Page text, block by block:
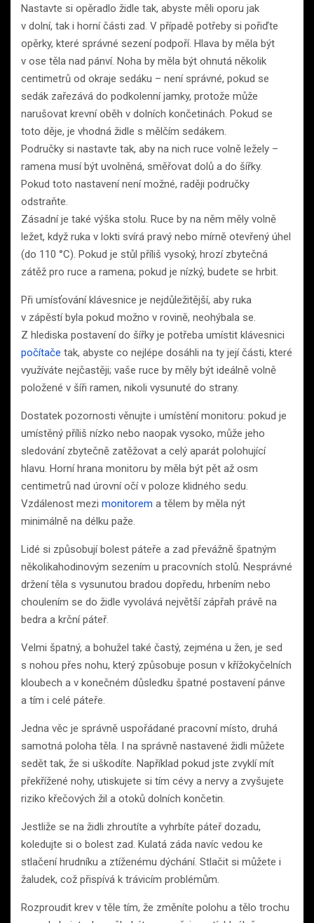
Nastavte si opěradlo židle tak, abyste měli oporu jak
v dolní, tak i horní části zad. V případě potřeby si pořiďte
opěrky, které správné sezení podpoří. Hlava by měla být
v ose těla nad pánví. Noha by měla být ohnutá několik
centimetrů od okraje sedáku – není správné, pokud se
sedák zařezává do podkolenní jamky, protože může
narušovat krevní oběh v dolních končetinách. Pokud se
toto děje, je vhodná židle s mělčím sedákem.
Područky si nastavte tak, aby na nich ruce volně ležely –
ramena musí být uvolněná, směřovat dolů a do šířky.
Pokud toto nastavení není možné, raději područky
odstraňte.
Zásadní je také výška stolu. Ruce by na něm měly volně
ležet, když ruka v lokti svírá pravý nebo mírně otevřený úhel
(do 110 °C). Pokud je stůl příliš vysoký, hrozí zbytečná
zátěž pro ruce a ramena; pokud je nízký, budete se hrbit.
Při umísťování klávesnice je nejdůležitější, aby ruka
v zápěstí byla pokud možno v rovině, neohýbala se.
Z hlediska postavení do šířky je potřeba umístit klávesnici
počítače tak, abyste co nejlépe dosáhli na ty její části, které
využíváte nejčastěji; vaše ruce by měly být ideálně volně
položené v šíři ramen, nikoli vysunuté do strany.
Dostatek pozornosti věnujte i umístění monitoru: pokud je
umístěný příliš nízko nebo naopak vysoko, může jeho
sledování zbytečně zatěžovat a celý aparát polohující
hlavu. Horní hrana monitoru by měla být pět až osm
centimetrů nad úrovní očí v poloze klidného sedu.
Vzdálenost mezi monitorem a tělem by měla nýt
minimálně na délku paže.
Lidé si způsobují bolest páteře a zad převážně špatným
několikahodinovým sezením u pracovních stolů. Nesprávné
držení těla s vysunutou bradou dopředu, hrbením nebo
choulením se do židle vyvolává největší zápřah právě na
bedra a krční páteř.
Velmi špatný, a bohužel také častý, zejména u žen, je sed
s nohou přes nohu, který způsobuje posun v křížokyčelních
kloubech a v konečném důsledku špatné postavení pánve
a tím i celé páteře.
Jedna věc je správně uspořádané pracovní místo, druhá
samotná poloha těla. I na správně nastavené židli můžete
sedět tak, že si uškodíte. Například pokud jste zvyklí mít
překřížené nohy, utiskujete si tím cévy a nervy a zvyšujete
riziko křečových žil a otoků dolních končetin.
Jestliže se na židli zhroutíte a vyhrbíte páteř dozadu,
koledujte si o bolest zad. Kulatá záda navíc vedou ke
stlačení hrudníku a ztíženému dýchání. Stlačit si můžete i
žaludek, což přispívá k trávicím problémům.
Rozproudit krev v těle tím, že změníte polohu a tělo trochu